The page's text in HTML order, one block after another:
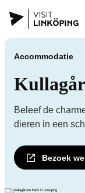
Accommodatie
Beleef de
dieren in een
Bezoek